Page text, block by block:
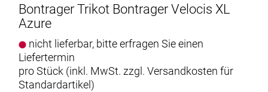
Bontrager Trikot Bontrager Velocis XL
Azure
nicht lieferbar, bitte erfragen Sie einen
Liefertermin
pro Stück (inkl. MwSt. zzgl. Versandkosten für
Standardartikel)